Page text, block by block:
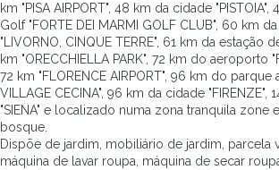
km "PISA AIRPORT", 48 km da cidade
Golf "FORTE DEI MARMI GOLF CLUB", 60 km
"LIVORNO, CINQUE TERRE", 61 km da estação
km "ORECCHIELLA PARK", 72 km do aeroporto
72 km "FLORENCE AIRPORT", 96 km do parque
VILLAGE CECINA", 96 km da cidade "FIRENZE",
"SIENA" e localizado numa zona tranquila zone
bosque.
Dispõe de jardim, mobiliário de jardim, parcela
máquina de lavar roupa, máquina de secar